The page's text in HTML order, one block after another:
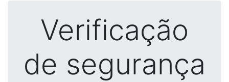
Verificação
de segurança